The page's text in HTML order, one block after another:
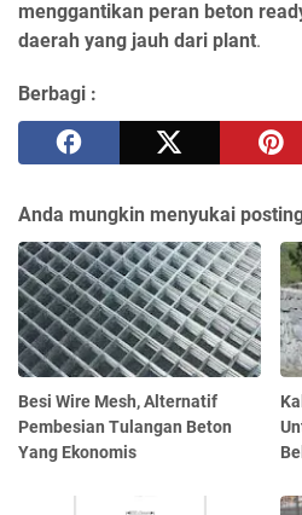
menggantikan peran beton
daerah yang jauh dari plant.
Berbagi :
Anda mungkin menyukai
Besi Wire Mesh, Alternatif
Pembesian Tulangan Beton
Yang Ekonomis